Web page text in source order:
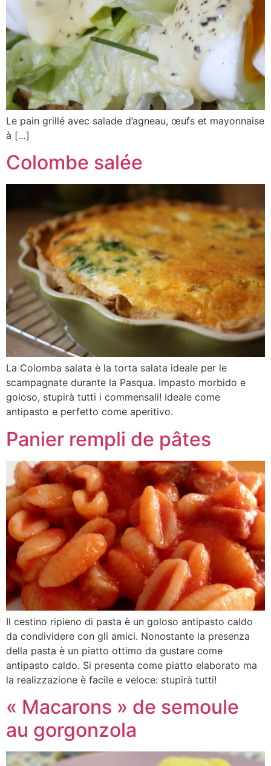
Le pain grillé avec salade d’agneau, œufs et mayonnaise
à […]
Colombe salée
La Colomba salata è la torta salata ideale per le
scampagnate durante la Pasqua. Impasto morbido e
goloso, stupirà tutti i commensali! Ideale come
antipasto e perfetto come aperitivo.
Panier rempli de pâtes
Il cestino ripieno di pasta è un goloso antipasto caldo
da condividere con gli amici. Nonostante la presenza
della pasta è un piatto ottimo da gustare come
antipasto caldo. Si presenta come piatto elaborato ma
la realizzazione è facile e veloce: stupirà tutti!
« Macarons » de semoule
au gorgonzola